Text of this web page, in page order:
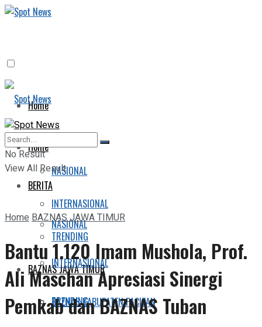
Home
BERITA
NASIONAL
INTERNASIONAL
TRENDING
BAZNAS JAWA TIMUR
BAZNAS KABUPATEN PACITAN
Home
BERITA
NASIONAL
INTERNASIONAL
TRENDING
No Result
View All Result
HomeBAZNAS JAWA TIMUR
Bantu 1.120 Imam Mushola, Prof.
Ali Maschan Apresiasi Sinergi
Pemkab dan BAZNAS Tuban